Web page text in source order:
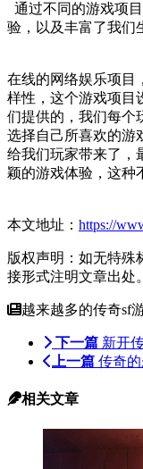
通过不同的游戏项
验，以及丰富了我们
在线的网络娱乐项目
样性，这个游戏项目
们提供的，我们每个
选择自己所喜欢的游
给我们玩家带来了，
颖的游戏体验，这种
本文地址： https://
版权声明：如无特殊
接形式注明文章出处。
越来越多的传奇sf
下一篇 新开
上一篇 传奇
相关文章